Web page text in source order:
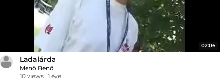
02:06
Ladalárda
Menő Benő
10 views 1 éve